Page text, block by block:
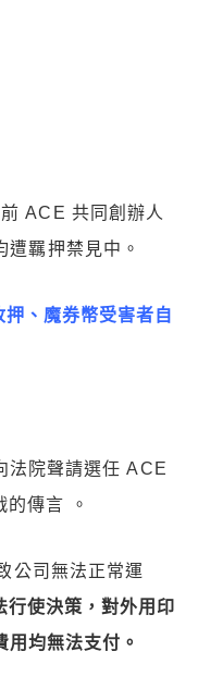
ACE 共同創辦人
羈押禁見中。
、魔券幣受害者自
法院聲請選任 ACE
傳言 。
公司無法正常運
行使決策，對外用印
均無法支付。